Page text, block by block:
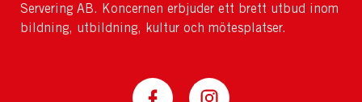
Servering AB. Koncernen erbjuder ett brett utbud inom
bildning, utbildning, kultur och mötesplatser.